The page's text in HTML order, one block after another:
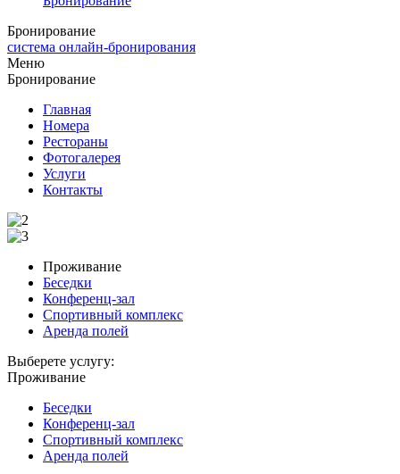
Бронирование
система онлайн-бронирования
Меню
Бронирование
Главная
Номера
Рестораны
Фотогалерея
Услуги
Контакты
Проживание
Беседки
Конференц-зал
Спортивный комплекс
Аренда полей
Выберете услугу:
Проживание
Беседки
Конференц-зал
Спортивный комплекс
Аренда полей